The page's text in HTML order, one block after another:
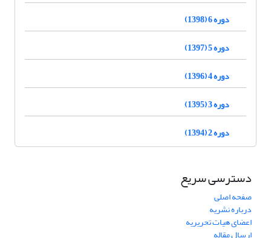
دوره 6 (1398)
دوره 5 (1397)
دوره 4 (1396)
دوره 3 (1395)
دوره 2 (1394)
دسترسی سریع
صفحه اصلی
درباره نشریه
اعضای هیات تحریریه
ارسال مقاله